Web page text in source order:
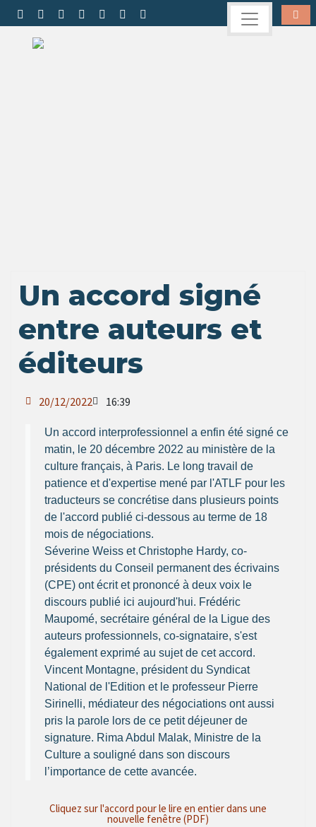
Un accord signé
entre auteurs et
éditeurs
20/12/2022 16:39
Un accord interprofessionnel a enfin été signé ce
matin, le 20 décembre 2022 au ministère de la
culture français, à Paris. Le long travail de
patience et d'expertise mené par l'ATLF pour les
traducteurs se concrétise dans plusieurs points
de l'accord publié ci-dessous au terme de 18
mois de négociations.
Séverine Weiss et Christophe Hardy, co-
présidents du Conseil permanent des écrivains
(CPE) ont écrit et prononcé à deux voix le
discours publié ici aujourd'hui. Frédéric
Maupomé, secrétaire général de la Ligue des
auteurs professionnels, co-signataire, s'est
également exprimé au sujet de cet accord.
Vincent Montagne, président du Syndicat
National de l'Edition et le professeur Pierre
Sirinelli, médiateur des négociations ont aussi
pris la parole lors de ce petit déjeuner de
signature. Rima Abdul Malak, Ministre de la
Culture a souligné dans son discours
l’importance de cette avancée.
Cliquez sur l'accord pour le lire en entier dans une
nouvelle fenêtre (PDF)